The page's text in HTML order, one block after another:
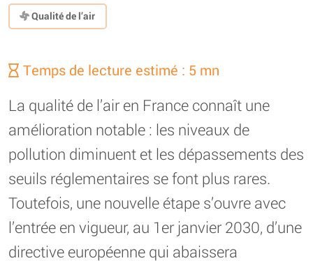
Qualité de l’air
Temps de lecture estimé : 5 mn
La qualité de l’air en France connaît une
amélioration notable : les niveaux de
pollution diminuent et les dépassements des
seuils réglementaires se font plus rares.
Toutefois, une nouvelle étape s’ouvre avec
l’entrée en vigueur, au 1er janvier 2030, d’une
directive européenne qui abaissera